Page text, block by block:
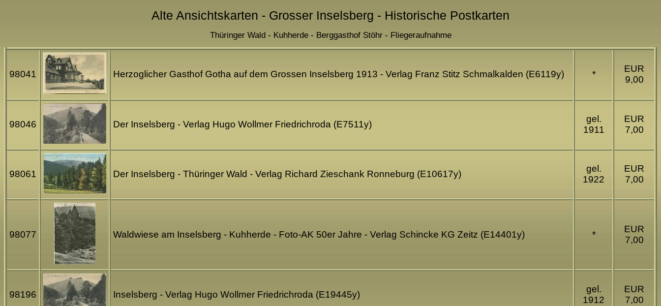
Alte Ansichtskarten - Grosser Inselsberg - Historische Postkarten
Thüringer Wald - Kuhherde - Berggasthof Stöhr - Fliegeraufnahme
98041 Herzoglicher Gasthof Gotha auf dem Grossen Inselsberg 1913 - Verlag Franz Stitz Schmalkalden (E6119y) *
EUR
9,00
98046 Der Inselsberg - Verlag Hugo Wollmer Friedrichroda (E7511y)
gel.
1911
EUR
7,00
98061 Der Inselsberg - Thüringer Wald - Verlag Richard Zieschank Ronneburg (E10617y)
gel.
1922
EUR
7,00
98077 Waldwiese am Inselsberg - Kuhherde - Foto-AK 50er Jahre - Verlag Schincke KG Zeitz (E14401y) *
EUR
7,00
98196 Inselsberg - Verlag Hugo Wollmer Friedrichroda (E19445y)
gel.
1912
EUR
7,00